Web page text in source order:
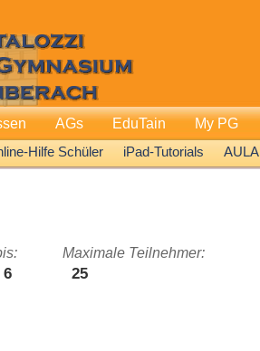
Hilfe Schüler iPad-Tutorials AULA
AGs EduTain My PG
6
Maximale Teilnehmer:
25